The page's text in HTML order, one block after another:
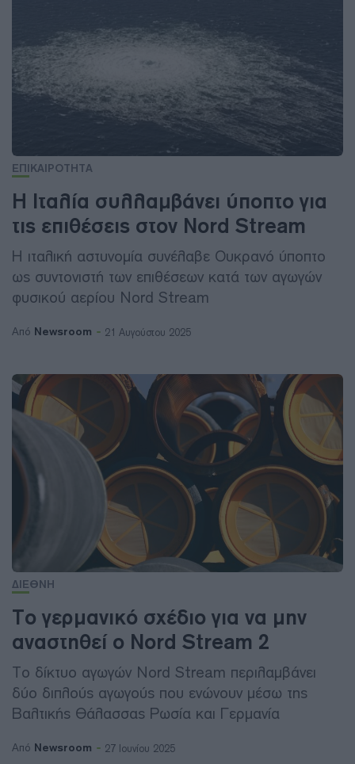
ΕΠΙΚΑΙΡΟΤΗΤΑ
Η Ιταλία συλλαμβάνει ύποπτο για
τις επιθέσεις στον Nord Stream
Η ιταλική αστυνομία συνέλαβε Ουκρανό ύποπτο
ως συντονιστή των επιθέσεων κατά των αγωγών
φυσικού αερίου Nord Stream
Από Newsroom 21 Αυγούστου 2025
ΔΙΕΘΝΗ
Το γερμανικό σχέδιο για να μην
αναστηθεί ο Nord Stream 2
Το δίκτυο αγωγών Nord Stream περιλαμβάνει
δύο διπλούς αγωγούς που ενώνουν μέσω της
Βαλτικής Θάλασσας Ρωσία και Γερμανία
Από Newsroom 27 Ιουνίου 2025